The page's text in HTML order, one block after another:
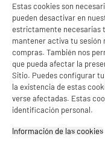
DEPOT
Con el fin de mejorar tu
y sus socios utilizan cookies
- compartir contenido
- ofrecer publicidad y
- facilitar el intercambio de
- analizar el tráfico en
Consulta la política de
Si aceptas, la experiencia
gestionando sus cookies.
Estas cookies son
pueden desactivar en
estrictamente necesarias
mantener activa tu
compras. También nos
que pueda afectar la
Sitio. Puedes configurar
la existencia de estas
verse afectadas. Estas
identificación personal.
Información de las cookies‎